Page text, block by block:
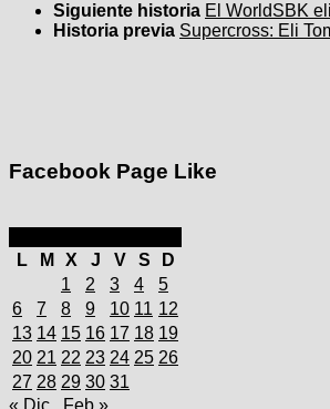
Siguiente historia El WorldSBK
Historia previa Supercross: Eli
Facebook Page Like
L
M X J V S
D
1
2 3 4
5
6
7 8 9 10 11 12
13 14 15 16 17 18 19
20 21 22 23 24 25 26
27 28 29 30 31
« Dic
Feb »